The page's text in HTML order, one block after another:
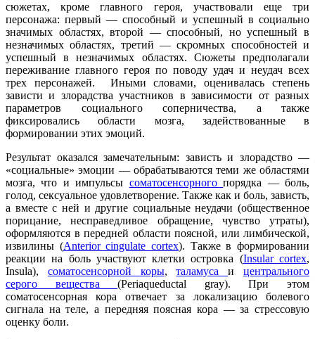
сюжетах, кроме главного героя, участвовали еще три
персонажа: первый — способный и успешный в социально
значимых областях, второй — способный, но успешный в
незначимых областях, третий — скромных способностей и
успешный в незначимых областях. Сюжеты предполагали
переживание главного героя по поводу удач и неудач всех
трех персонажей. Иными словами, оценивалась степень
зависти и злорадства участников в зависимости от разных
параметров социального соперничества, а также
фиксировались области мозга, задействованные в
формировании этих эмоций.
Результат оказался замечательным: зависть и злорадство —
«социальные» эмоции — обрабатываются теми же областями
мозга, что и импульсы соматосенсорногопорядка — боль,
голод, сексуальное удовлетворение. Также как и боль, зависть,
а вместе с ней и другие социальные неудачи (общественное
порицание, несправедливое обращение, чувство утраты),
оформляются в передней области поясной, или лимбической,
извилины (Anterior cingulate cortex). Также в формировании
реакции на боль участвуют клетки островка (Insular cortex,
Insula), соматосенсорной коры,таламусаицентрального
серого вещества(Periaqueductal gray). При этом
соматосенсорная кора отвечает за локализацию болевого
сигнала на теле, а передняя поясная кора — за стрессовую
оценку боли.